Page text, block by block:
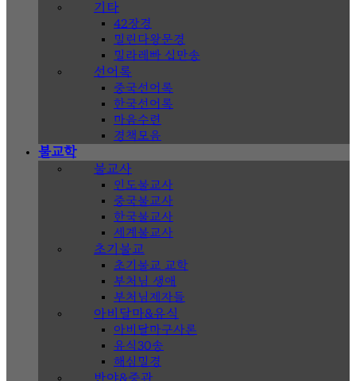
기타
42장경
밀린다왕문경
밀라레빠 십만송
선어록
중국선어록
한국선어록
마음수련
경책모음
불교학
불교사
인도불교사
중국불교사
한국불교사
세계불교사
초기불교
초기불교 교학
부처님 생애
부처님제자들
아비달마&유식
아비달마구사론
유식30송
해심밀경
반야&중관